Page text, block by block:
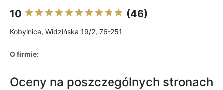
10 (46)
Kobylnica, Widzińska 19/2, 76-251
O firmie:
Oceny na poszczególnych stronach